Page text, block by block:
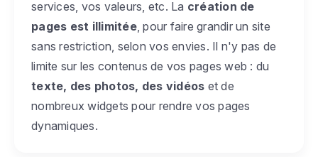
services, vos valeurs, etc. La création de
pages est illimitée, pour faire grandir un site
sans restriction, selon vos envies. Il n'y pas de
limite sur les contenus de vos pages web : du
texte, des photos, des vidéos et de
nombreux widgets pour rendre vos pages
dynamiques.